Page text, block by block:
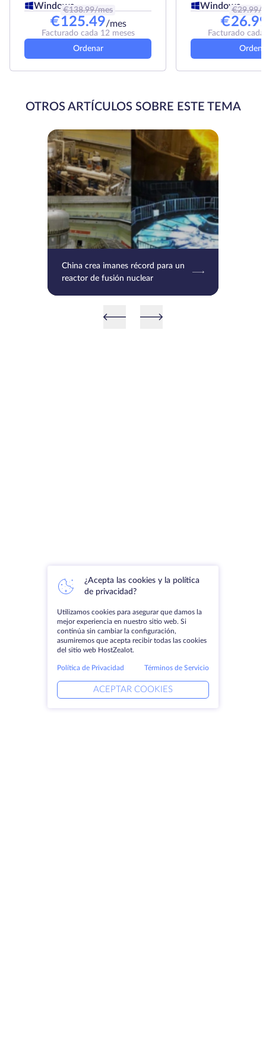
Windows
€138.99/mes
€125.49/mes
Facturado cada 12 meses
Ordenar
Windows
€29.99/
€
Facturado
OTROS ARTÍCULOS SOBRE ESTE TEMA
China crea imanes récord para un
reactor de fusión nuclear
¿Acepta las cookies y la política
de privacidad?
Utilizamos cookies para asegurar que damos la
mejor experiencia en nuestro sitio web. Si
continúa sin cambiar la configuración,
asumiremos que acepta recibir todas las cookies
del sitio web HostZealot.
Política de Privacidad Términos de Servicio
ACEPTAR COOKIES